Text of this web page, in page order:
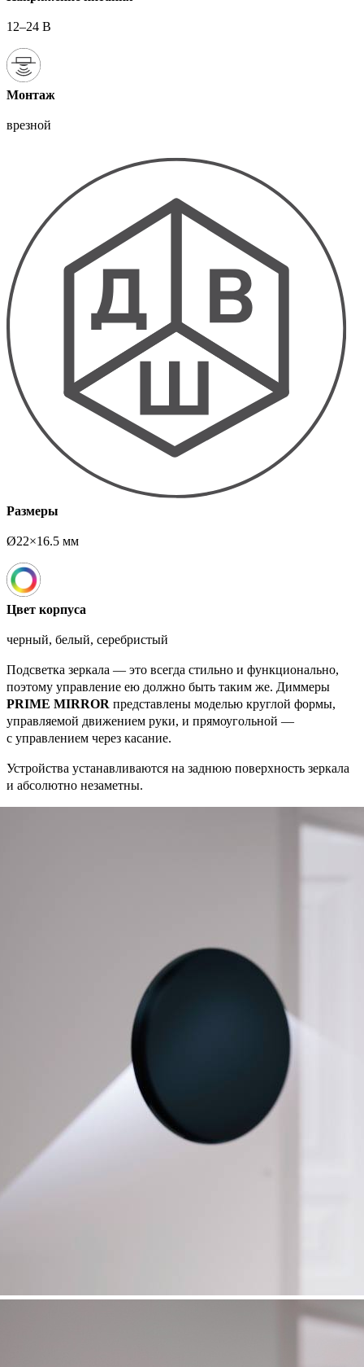
12–24 В
Монтаж
врезной
Размеры
Ø22×16.5 мм
Цвет корпуса
черный, белый, серебристый
Подсветка зеркала — это всегда стильно и функционально,
поэтому управление ею должно быть таким же. Диммеры
PRIME MIRROR представлены моделью круглой формы,
управляемой движением руки, и прямоугольной —
с управлением через касание.
Устройства устанавливаются на заднюю поверхность зеркала
и абсолютно незаметны.